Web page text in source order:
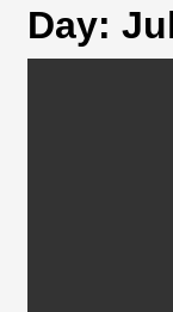
Day: